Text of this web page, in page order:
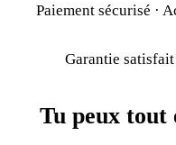
Paiement sécurisé ·
Garantie
Tu peux tout